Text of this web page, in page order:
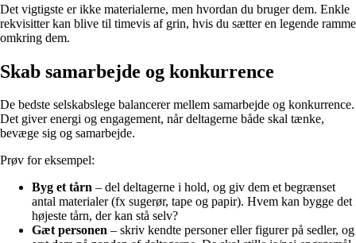
Det vigtigste er ikke materialerne, men hvordan du bruger dem. Enkle
rekvisitter kan blive til timevis af grin, hvis du sætter en legende ramme
omkring dem.
Skab samarbejde og konkurrence
De bedste selskabslege balancerer mellem samarbejde og konkurrence.
Det giver energi og engagement, når deltagerne både skal tænke,
bevæge sig og samarbejde.
Prøv for eksempel:
Byg et tårn – del deltagerne i hold, og giv dem et begrænset
antal materialer (fx sugerør, tape og papir). Hvem kan bygge det
højeste tårn, der kan stå selv?
Gæt personen – skriv kendte personer eller figurer på sedler, og